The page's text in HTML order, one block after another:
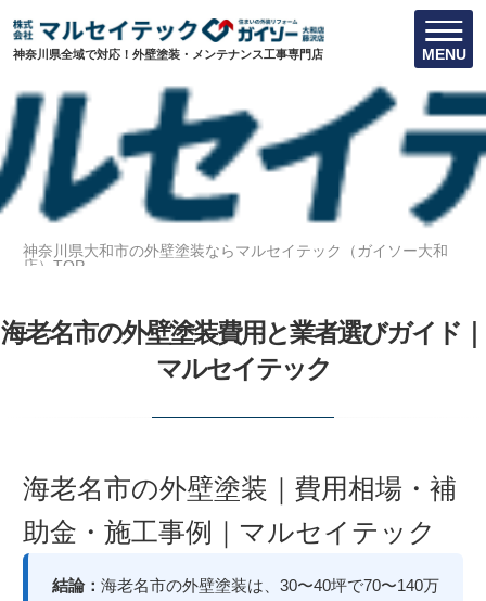
神奈川県全域で対応！外壁塗装・メンテナンス工事専門店 MENU
神奈川県大和市の外壁塗装ならマルセイテック（ガイソー大和
店）TOP
海老名市の外壁塗装費用と業者選びガイド｜
マルセイテック
海老名市の外壁塗装｜費用相場・補
助金・施工事例｜マルセイテック
結論： 海老名市の外壁塗装は、30〜40坪で70〜140万